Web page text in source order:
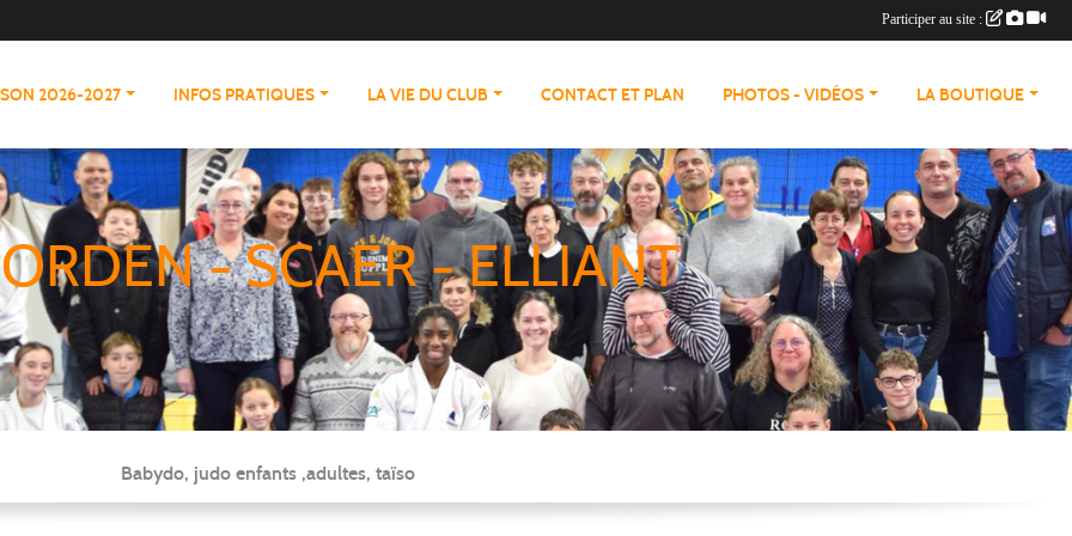
2026-2027 INFOS PRATIQUES LA VIE DU CLUB CONTACT ET PLAN PHOTOS - VIDÉOS LA BOUTIQUE
- SCAER - ELLIANT
Babydo, judo enfants ,adultes, taïso
Participer au site :